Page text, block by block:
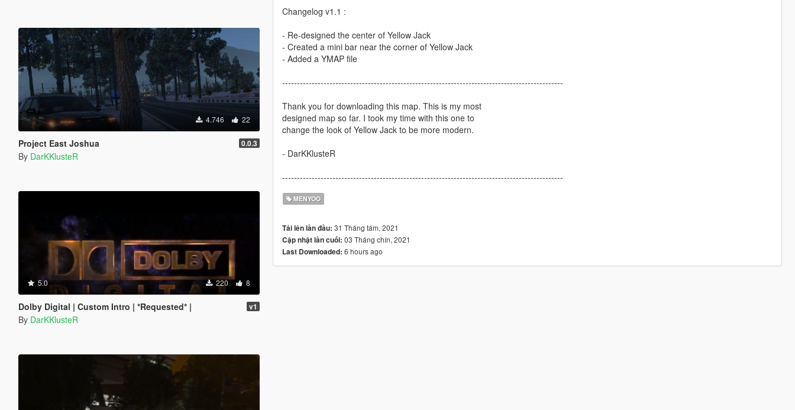
4.746 22
Project East Joshua 0.0.3
By DarKKlusteR
5.0 220 8
Dolby Digital | Custom Intro | *Requested* | v1
By DarKKlusteR
Changelog v1.1 :
- Re-designed the center of Yellow Jack
- Created a mini bar near the corner of Yellow Jack
- Added a YMAP file
-----------------------------------------------------------------------------------------------
Thank you for downloading this map. This is my most
designed map so far. I took my time with this one to
change the look of Yellow Jack to be more modern.
- DarKKlusteR
-----------------------------------------------------------------------------------------------
MENYOO
Tải lên lần đầu: 31 Tháng tám, 2021
Cập nhật lần cuối: 03 Tháng chín, 2021
Last Downloaded: 6 hours ago